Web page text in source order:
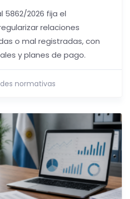
5862/2026 fija el
relaciones
o mal registradas, con
y planes de pago.
normativas